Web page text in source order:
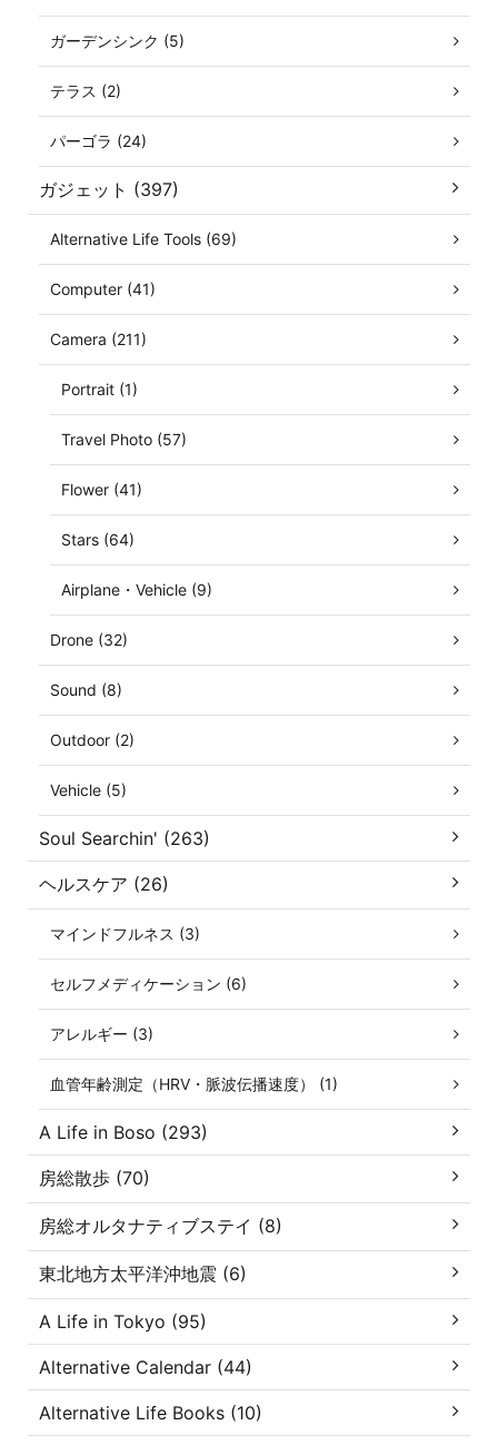
ガーデンシンク (5)
テラス (2)
パーゴラ (24)
ガジェット (397)
Alternative Life Tools (69)
Computer (41)
Camera (211)
Portrait (1)
Travel Photo (57)
Flower (41)
Stars (64)
Airplane・Vehicle (9)
Drone (32)
Sound (8)
Outdoor (2)
Vehicle (5)
Soul Searchin' (263)
ヘルスケア (26)
マインドフルネス (3)
セルフメディケーション (6)
アレルギー (3)
血管年齢測定（HRV・脈波伝播速度） (1)
A Life in Boso (293)
房総散歩 (70)
房総オルタナティブステイ (8)
東北地方太平洋沖地震 (6)
A Life in Tokyo (95)
Alternative Calendar (44)
Alternative Life Books (10)